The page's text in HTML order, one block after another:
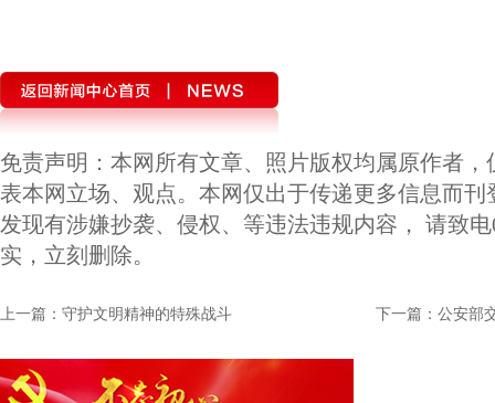
免责声明：本网所有文章、照片版权均属原作者
表本网立场、观点。本网仅出于传递更多信息而
发现有涉嫌抄袭、侵权、等违法违规内容， 请致电
实，立刻删除。
上一篇：守护文明精神的特殊战斗 下一篇：公安部